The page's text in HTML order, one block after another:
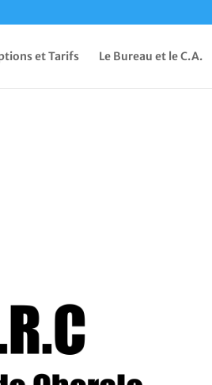
et Tarifs Le Bureau et le C.A.